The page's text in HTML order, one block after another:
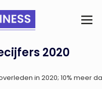
2020
in 2020; 10% meer